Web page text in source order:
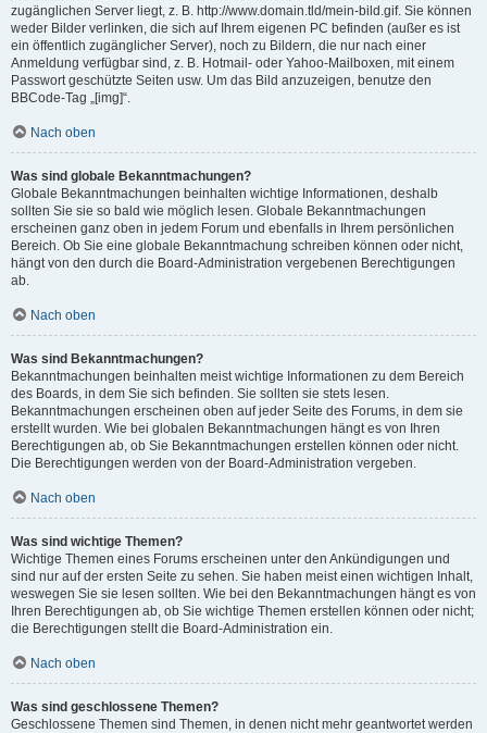
zugänglichen Server liegt, z. B. http://www.domain.tld/mein-bild.gif. Sie können
weder Bilder verlinken, die sich auf Ihrem eigenen PC befinden (außer es ist
ein öffentlich zugänglicher Server), noch zu Bildern, die nur nach einer
Anmeldung verfügbar sind, z. B. Hotmail- oder Yahoo-Mailboxen, mit einem
Passwort geschützte Seiten usw. Um das Bild anzuzeigen, benutze den
BBCode-Tag „[img]“.
Nach oben
Was sind globale Bekanntmachungen?
Globale Bekanntmachungen beinhalten wichtige Informationen, deshalb
sollten Sie sie so bald wie möglich lesen. Globale Bekanntmachungen
erscheinen ganz oben in jedem Forum und ebenfalls in Ihrem persönlichen
Bereich. Ob Sie eine globale Bekanntmachung schreiben können oder nicht,
hängt von den durch die Board-Administration vergebenen Berechtigungen
ab.
Nach oben
Was sind Bekanntmachungen?
Bekanntmachungen beinhalten meist wichtige Informationen zu dem Bereich
des Boards, in dem Sie sich befinden. Sie sollten sie stets lesen.
Bekanntmachungen erscheinen oben auf jeder Seite des Forums, in dem sie
erstellt wurden. Wie bei globalen Bekanntmachungen hängt es von Ihren
Berechtigungen ab, ob Sie Bekanntmachungen erstellen können oder nicht.
Die Berechtigungen werden von der Board-Administration vergeben.
Nach oben
Was sind wichtige Themen?
Wichtige Themen eines Forums erscheinen unter den Ankündigungen und
sind nur auf der ersten Seite zu sehen. Sie haben meist einen wichtigen Inhalt,
weswegen Sie sie lesen sollten. Wie bei den Bekanntmachungen hängt es von
Ihren Berechtigungen ab, ob Sie wichtige Themen erstellen können oder nicht;
die Berechtigungen stellt die Board-Administration ein.
Nach oben
Was sind geschlossene Themen?
Geschlossene Themen sind Themen, in denen nicht mehr geantwortet werden